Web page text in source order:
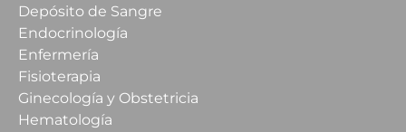
Depósito de Sangre
Endocrinología
Enfermería
Fisioterapia
Ginecología y Obstetricia
Hematología